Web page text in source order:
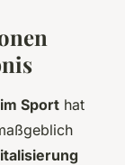
Sport hat